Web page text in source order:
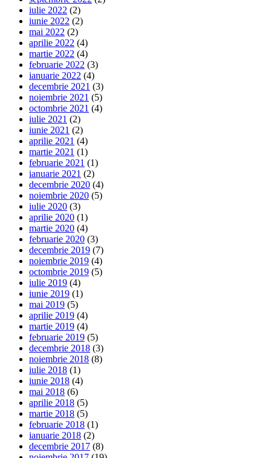
iulie 2022 (2)
iunie 2022 (2)
mai 2022 (2)
aprilie 2022 (4)
martie 2022 (4)
februarie 2022 (3)
ianuarie 2022 (4)
decembrie 2021 (3)
noiembrie 2021 (5)
octombrie 2021 (4)
iulie 2021 (2)
iunie 2021 (2)
aprilie 2021 (4)
martie 2021 (1)
februarie 2021 (1)
ianuarie 2021 (2)
decembrie 2020 (4)
noiembrie 2020 (5)
iulie 2020 (3)
aprilie 2020 (1)
martie 2020 (4)
februarie 2020 (3)
decembrie 2019 (7)
noiembrie 2019 (4)
octombrie 2019 (5)
iulie 2019 (4)
iunie 2019 (1)
mai 2019 (5)
aprilie 2019 (4)
martie 2019 (4)
februarie 2019 (5)
decembrie 2018 (3)
noiembrie 2018 (8)
iulie 2018 (1)
iunie 2018 (4)
mai 2018 (6)
aprilie 2018 (5)
martie 2018 (5)
februarie 2018 (1)
ianuarie 2018 (2)
decembrie 2017 (8)